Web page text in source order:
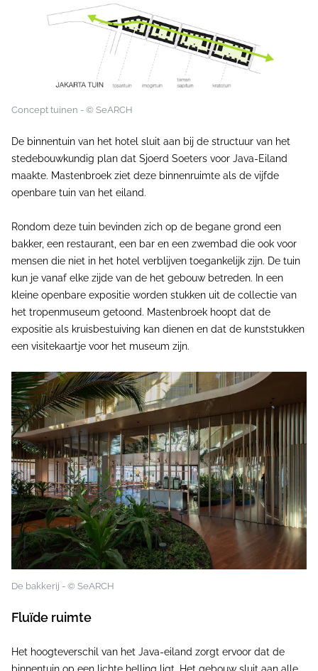
Concept tuinen - © SeARCH
De binnentuin van het hotel sluit aan bij de structuur van het
stedebouwkundig plan dat Sjoerd Soeters voor Java-Eiland
maakte. Mastenbroek ziet deze binnenruimte als de vijfde
openbare tuin van het eiland.
Rondom deze tuin bevinden zich op de begane grond een
bakker, een restaurant, een bar en een zwembad die ook voor
mensen die niet in het hotel verblijven toegankelijk zijn. De tuin
kun je vanaf elke zijde van de het gebouw betreden. In een
kleine openbare expositie worden stukken uit de collectie van
het tropenmuseum getoond. Mastenbroek hoopt dat de
expositie als kruisbestuiving kan dienen en dat de kunststukken
een visitekaartje voor het museum zijn.
De bakkerij - © SeARCH
Fluïde ruimte
Het hoogteverschil van het Java-eiland zorgt ervoor dat de